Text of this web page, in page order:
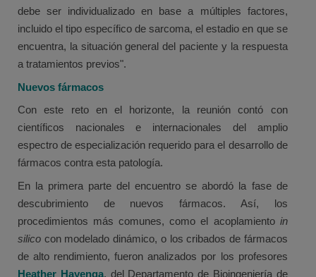
debe ser individualizado en base a múltiples factores,
incluido el tipo específico de sarcoma, el estadio en que se
encuentra, la situación general del paciente y la respuesta
a tratamientos previos".
Nuevos fármacos
Con este reto en el horizonte, la reunión contó con
científicos nacionales e internacionales del amplio
espectro de especialización requerido para el desarrollo de
fármacos contra esta patología.
En la primera parte del encuentro se abordó la fase de
descubrimiento de nuevos fármacos. Así, los
procedimientos más comunes, como el acoplamiento in
silico con modelado dinámico, o los cribados de fármacos
de alto rendimiento, fueron analizados por los profesores
Heather Hayenga, del Departamento de Bioingeniería de